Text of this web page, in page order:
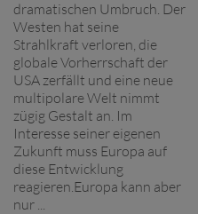
dramatischen Umbruch. Der
Westen hat seine
Strahlkraft verloren, die
globale Vorherrschaft der
USA zerfällt und eine neue
multipolare Welt nimmt
zügig Gestalt an. Im
Interesse seiner eigenen
Zukunft muss Europa auf
diese Entwicklung
reagieren.Europa kann aber
nur ...